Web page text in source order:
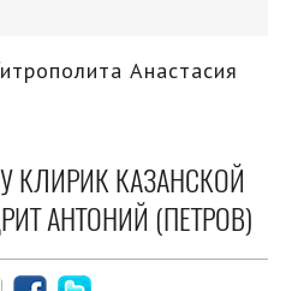
Анастасия
КЛИРИК КАЗАНСКОЙ
АНТОНИЙ (ПЕТРОВ)